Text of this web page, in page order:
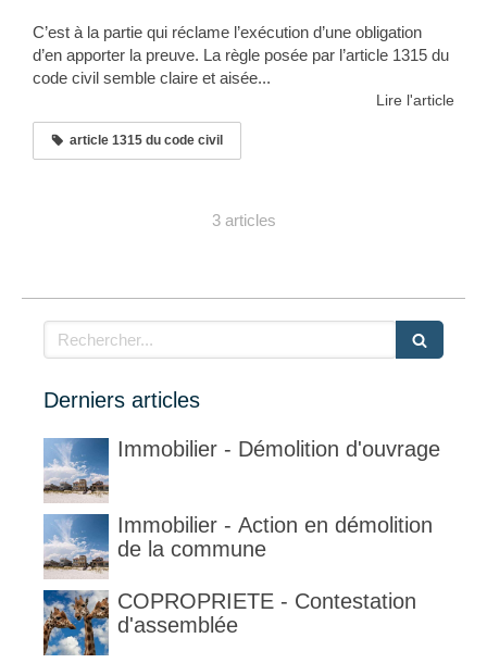
C’est à la partie qui réclame l’exécution d’une obligation
d’en apporter la preuve. La règle posée par l’article 1315 du
code civil semble claire et aisée...
Lire l'article
article 1315 du code civil
3 articles
Rechercher
Derniers articles
Immobilier - Démolition d'ouvrage
Immobilier - Action en démolition
de la commune
COPROPRIETE - Contestation
d'assemblée